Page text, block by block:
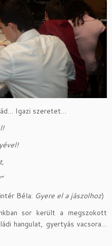
Igazi szeretet…
Gyere el a jászolhoz)
sor került a megszokott
hangulat, gyertyás vacsora…